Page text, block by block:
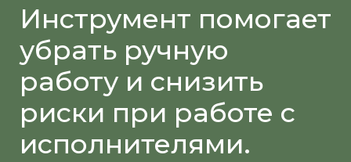
Инструмент помогает
убрать ручную
работу и снизить
риски при работе с
исполнителями.